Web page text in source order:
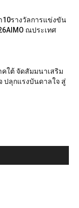
10รางวัลการแข่งขัน
ณประเทศ
ใต้ จัดสัมมนาเสริม
ลุกแรงบันดาลใจ สู่